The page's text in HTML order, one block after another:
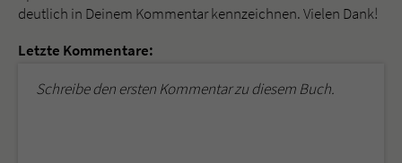
deutlich in Deinem Kommentar kennzeichnen. Vielen Dank!
Letzte Kommentare:
Schreibe den ersten Kommentar zu diesem Buch.